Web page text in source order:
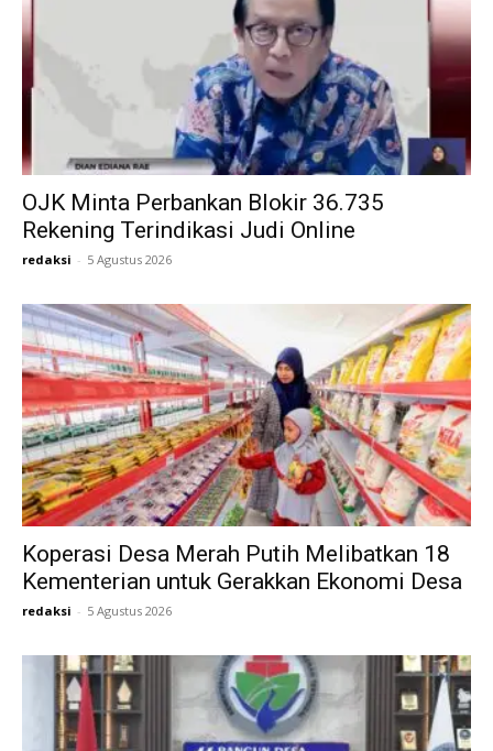
OJK Minta Perbankan Blokir 36.735
Rekening Terindikasi Judi Online
redaksi - 5 Agustus 2026
Koperasi Desa Merah Putih Melibatkan 18
Kementerian untuk Gerakkan Ekonomi Desa
redaksi - 5 Agustus 2026